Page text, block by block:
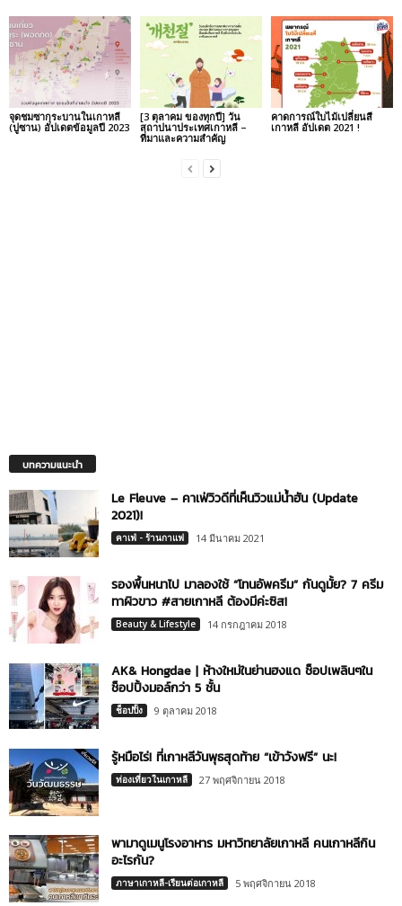
จุดชมซากุระบานในเกาหลี
(ปูซาน) อัปเดตข้อมูลปี 2023
[3 ตุลาคม ของทุกปี] วัน
สถาปนาประเทศเกาหลี –
ที่มาและความสำคัญ
คาดการณ์ใบไม้เปลี่ยนสี
เกาหลี อัปเดต 2021 !
บทความแนะนำ
Le Fleuve – คาเฟ่วิวดีที่เห็นวิวแม่น้ำฮัน (Update
2021)!
คาเฟ่ - ร้านกาแฟ 14 มีนาคม 2021
รองพื้นหนาไป มาลองใช้ “โทนอัพครีม” กันดูมั้ย? 7 ครีม
ทาผิวขาว #สายเกาหลี ต้องมีค่ะซิส!
Beauty & Lifestyle 14 กรกฎาคม 2018
AK& Hongdae | ห้างใหม่ในย่านฮงแด ช็อปเพลินๆใน
ช็อปปิ้งมอล์กว่า 5 ชั้น
ช็อปปิ้ง 9 ตุลาคม 2018
รู้หมือไร่! ที่เกาหลีวันพุธสุดท้าย “เข้าวังฟรี” นะ!
ท่องเที่ยวในเกาหลี 27 พฤศจิกายน 2018
พามาดูเมนูโรงอาหาร มหาวิทยาลัยเกาหลี คนเกาหลีกิน
อะไรกัน?
ภาษาเกาหลี-เรียนต่อเกาหลี 5 พฤศจิกายน 2018